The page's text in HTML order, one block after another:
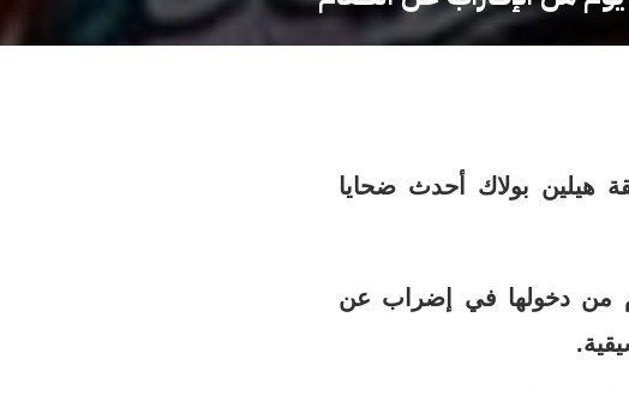
هيلين بولاك أحدث ضحايا
التركية هيلين بولاك الجمعة عقب نحو 300 يوم من دخولها في إضراب عن